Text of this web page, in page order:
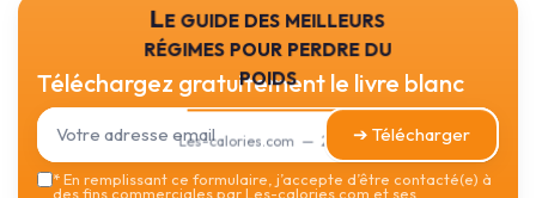
Le guide des meilleurs
régimes pour perdre du
poids
Les-calories.com — 2026
Téléchargez gratuitement le livre blanc
➔ Télécharger
*En remplissant ce formulaire, j’accepte d’être contacté(e) à
des fins commerciales par Les-calories.com et ses